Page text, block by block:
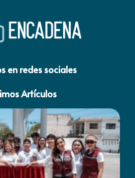
en redes sociales
Artículos